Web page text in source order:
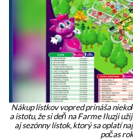
Nákup lístkov vopred prináša
a istotu, že si deň na Farme Iluzji
aj sezónny lístok, ktorý sa oplatí
počas